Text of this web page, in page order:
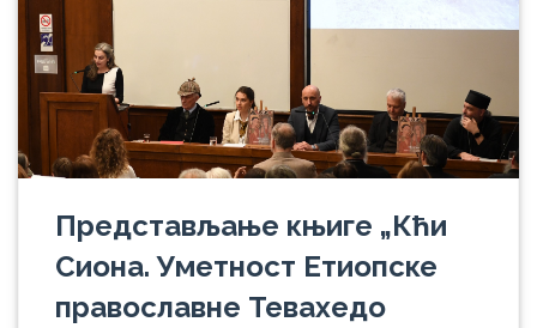
Представљање књиге „Кћи
Сиона. Уметност Етиопске
православне Тевахедо